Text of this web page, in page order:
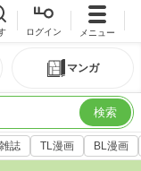
ログイン メニュー
マンガ
検索
誌 TL漫画 BL漫画